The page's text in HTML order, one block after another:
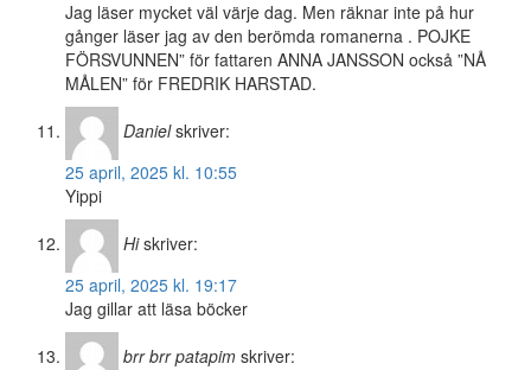
Jag läser mycket väl värje dag. Men räknar inte på hur
gånger läser jag av den berömda romanerna . POJKE
FÖRSVUNNEN” för fattaren ANNA JANSSON också ”NÅ
MÅLEN” för FREDRIK HARSTAD.
Daniel skriver:
25 april, 2025 kl. 10:55
Yippi
Hi skriver:
25 april, 2025 kl. 19:17
Jag gillar att läsa böcker
brr brr patapim skriver: